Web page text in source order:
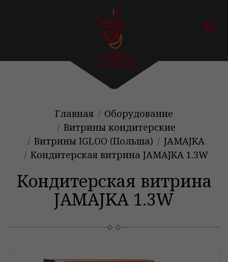
Главная
Оборудование
Витрины кондитерские
Витрины IGLOO (Польша)
JAMAJKA
Кондитерская витрина JAMAJKA 1.3W
Кондитерская витрина
JAMAJKA 1.3W